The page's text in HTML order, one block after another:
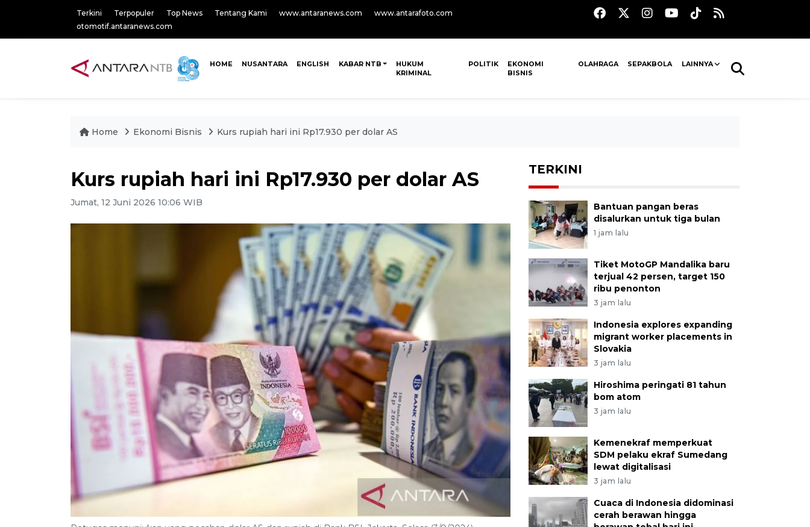
Terkini Terpopuler Top News Tentang Kami www.antaranews.com
www.antarafoto.com
otomotif.antaranews.com
HOME NUSANTARA ENGLISH KABAR NTB
HUKUM
KRIMINAL
POLITIK
EKONOMI
BISNIS
OLAHRAGA SEPAKBOLA LAINNYA
Home Ekonomi Bisnis Kurs rupiah hari ini Rp17.930 per dolar AS
Kurs rupiah hari ini Rp17.930 per dolar AS
Jumat, 12 Juni 2026 10:06 WIB
TERKINI
Bantuan pangan beras
disalurkan untuk tiga bulan
1 jam lalu
Tiket MotoGP Mandalika baru
terjual 42 persen, target 150
ribu penonton
3 jam lalu
Indonesia explores expanding
migrant worker placements in
Slovakia
3 jam lalu
Hiroshima peringati 81 tahun
bom atom
3 jam lalu
Kemenekraf memperkuat
SDM pelaku ekraf Sumedang
lewat digitalisasi
3 jam lalu
Cuaca di Indonesia didominasi
cerah berawan hingga